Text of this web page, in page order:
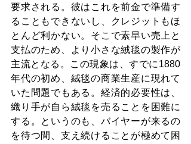
要求される。彼はこれを前金で準備す
ることもできないし、クレジットもほ
とんど利かない。そこで素早い売上と
支払のため、より小さな絨毯の製作が
主流となる。この現象は、すでに1880
年代の初め、絨毯の商業生産に現れて
いた問題でもある。経済的必要性は、
織り手が自ら絨毯を売ることを困難に
する。というのも、バイヤーが来るの
を待つ間、支え続けることが極めて困